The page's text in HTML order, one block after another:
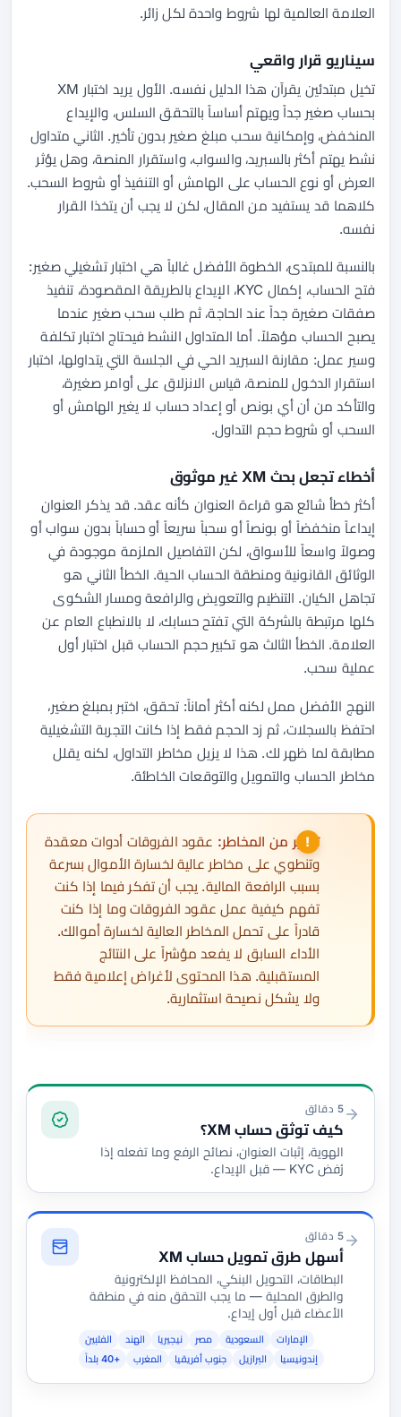
العلامة العالمية لها شروط واحدة لكل زائر.
سيناريو قرار واقعي
تخيل مبتدئين يقرآن هذا الدليل نفسه. الأول يريد اختبار XM
بحساب صغير جداً ويهتم أساساً بالتحقق السلس، والإيداع
المنخفض، وإمكانية سحب مبلغ صغير بدون تأخير. الثاني متداول
نشط يهتم أكثر بالسبريد، والسواب، واستقرار المنصة، وهل يؤثر
العرض أو نوع الحساب على الهامش أو التنفيذ أو شروط السحب.
كلاهما قد يستفيد من المقال، لكن لا يجب أن يتخذا القرار
نفسه.
بالنسبة للمبتدئ، الخطوة الأفضل غالباً هي اختبار تشغيلي صغير:
فتح الحساب، إكمال KYC، الإيداع بالطريقة المقصودة، تنفيذ
صفقات صغيرة جداً عند الحاجة، ثم طلب سحب صغير عندما
يصبح الحساب مؤهلاً. أما المتداول النشط فيحتاج اختبار تكلفة
وسير عمل: مقارنة السبريد الحي في الجلسة التي يتداولها، اختبار
استقرار الدخول للمنصة، قياس الانزلاق على أوامر صغيرة،
والتأكد من أن أي بونص أو إعداد حساب لا يغير الهامش أو
السحب أو شروط حجم التداول.
أخطاء تجعل بحث XM غير موثوق
أكثر خطأ شائع هو قراءة العنوان كأنه عقد. قد يذكر العنوان
إيداعاً منخفضاً أو بونصاً أو سحباً سريعاً أو حساباً بدون سواب أو
وصولاً واسعاً للأسواق، لكن التفاصيل الملزمة موجودة في
الوثائق القانونية ومنطقة الحساب الحية. الخطأ الثاني هو
تجاهل الكيان. التنظيم والتعويض والرافعة ومسار الشكوى
كلها مرتبطة بالشركة التي تفتح حسابك، لا بالانطباع العام عن
العلامة. الخطأ الثالث هو تكبير حجم الحساب قبل اختبار أول
عملية سحب.
النهج الأفضل ممل لكنه أكثر أماناً: تحقق، اختبر بمبلغ صغير،
احتفظ بالسجلات، ثم زد الحجم فقط إذا كانت التجربة التشغيلية
مطابقة لما ظهر لك. هذا لا يزيل مخاطر التداول، لكنه يقلل
مخاطر الحساب والتمويل والتوقعات الخاطئة.
تحذير من المخاطر: عقود الفروقات أدوات معقدة
وتنطوي على مخاطر عالية لخسارة الأموال بسرعة
بسبب الرافعة المالية. يجب أن تفكر فيما إذا كنت
تفهم كيفية عمل عقود الفروقات وما إذا كنت
قادراً على تحمل المخاطر العالية لخسارة أموالك.
الأداء السابق لا يفعد مؤشراً على النتائج
المستقبلية. هذا المحتوى لأغراض إعلامية فقط
ولا يشكل نصيحة استثمارية.
التوثيق والتمويل
5 دقائق
كيف توثق حساب XM؟
الهوية، إثبات العنوان، نصائح الرفع وما تفعله إذا
رُفض KYC — قبل الإيداع.
5 دقائق
أسهل طرق تمويل حساب XM
البطاقات، التحويل البنكي، المحافظ الإلكترونية
والطرق المحلية — ما يجب التحقق منه في منطقة
الأعضاء قبل أول إيداع.
الإمارات السعودية مصر نيجيريا الهند
الفلبين
إندونيسيا
البرازيل جنوب أفريقيا المغرب +40 بلداً